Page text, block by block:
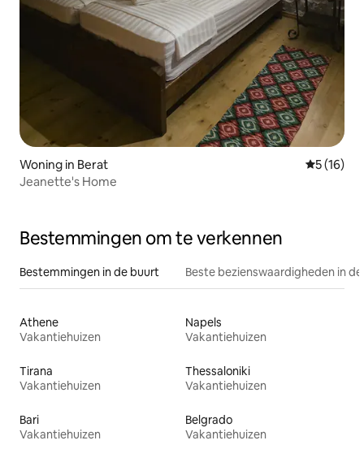
Woning in Berat
5 (16)
Jeanette's Home
Bestemmingen om te verkennen
Bestemmingen in de buurt Beste bezienswaardigheden in
Athene
Vakantiehuizen
Napels
Vakantiehuizen
Tirana
Vakantiehuizen
Thessaloniki
Vakantiehuizen
Bari
Vakantiehuizen
Belgrado
Vakantiehuizen